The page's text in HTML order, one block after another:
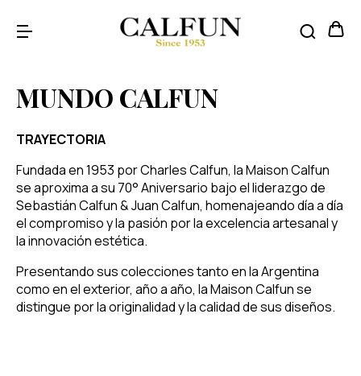
MUNDO CALFUN
TRAYECTORIA
Fundada en 1953 por Charles Calfun, la Maison Calfun
se aproxima a su 70° Aniversario bajo el liderazgo de
Sebastián Calfun & Juan Calfun, homenajeando día a día
el compromiso y la pasión por la excelencia artesanal y
la innovación estética.
Presentando sus colecciones tanto en la Argentina
como en el exterior, año a año, la Maison Calfun se
distingue por la originalidad y la calidad de sus diseños.